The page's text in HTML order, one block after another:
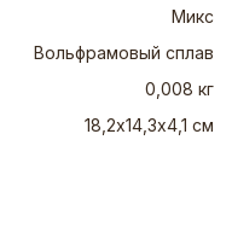
Микс
Вольфрамовый сплав
0,008 кг
18,2х14,3х4,1 см